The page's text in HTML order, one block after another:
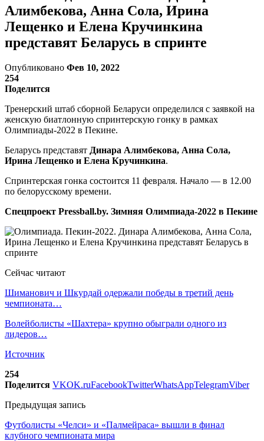
Алимбекова, Анна Сола, Ирина
Лещенко и Елена Кручинкина
представят Беларусь в спринте
Опубликовано Фев 10, 2022
254
Поделится
Тренерский штаб сборной Беларуси определился с заявкой на
женскую биатлонную спринтерскую гонку в рамках
Олимпиады-2022 в Пекине.
Беларусь представят Динара Алимбекова, Анна Сола,
Ирина Лещенко и Елена Кручинкина.
Спринтерская гонка состоится 11 февраля. Начало — в 12.00
по белорусскому времени.
Спецпроект Pressball.by. Зимняя Олимпиада-2022 в Пекине
Сейчас читают
Шиманович и Шкурдай одержали победы в третий день
чемпионата…
Волейболисты «Шахтера» крупно обыграли одного из
лидеров…
Источник
254
Поделится VKOK.ruFacebookTwitterWhatsAppTelegramViber
Предыдущая запись
Футболисты «Челси» и «Палмейраса» вышли в финал
клубного чемпионата мира